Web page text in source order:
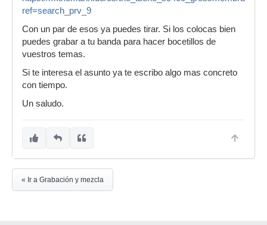
ref=search_prv_9
Con un par de esos ya puedes tirar. Si los colocas bien
puedes grabar a tu banda para hacer bocetillos de
vuestros temas.
Si te interesa el asunto ya te escribo algo mas concreto
con tiempo.
Un saludo.
« Ir a Grabación y mezcla